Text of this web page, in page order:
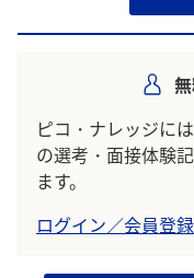
ピコ・ナレッジには
の選考・面接体験記
ます。
ログイン／会員登録